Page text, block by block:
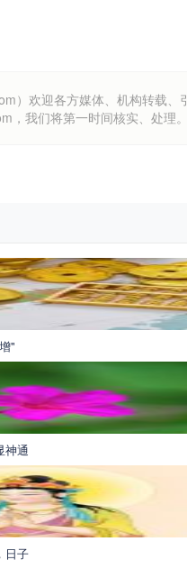
）欢迎各方媒体、机构转载
，我们将第一时间核实、处理
"
神通
日子